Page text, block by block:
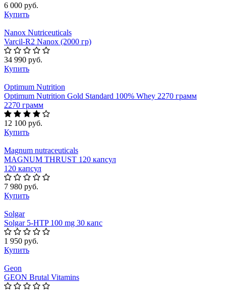
6 000 руб.
Купить
Nanox Nutriceuticals
Varcil-R2 Nanox (2000 гр)
34 990 руб.
Купить
Optimum Nutrition
Optimum Nutrition Gold Standard 100% Whey 2270 грамм
2270 грамм
12 100 руб.
Купить
Magnum nutraceuticals
MAGNUM THRUST 120 капсул
120 капсул
7 980 руб.
Купить
Solgar
Solgar 5-HTP 100 mg 30 капс
1 950 руб.
Купить
Geon
GEON Brutal Vitamins